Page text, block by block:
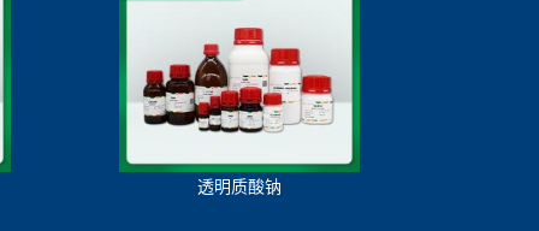
透明质酸钠